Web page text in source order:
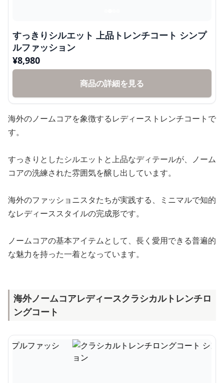
すっきりシルエット 上品トレンチコート シンプ
ルファッション
¥8,980
商品の詳細を見る
海外のノームコアを象徴するレディーストレンチコートで
す。
すっきりとしたシルエットと上品なディテールが、ノーム
コアの洗練された雰囲気を醸し出しています。
海外のファッショニスタたちが実践する、ミニマルで知的
なレディーススタイルの完成形です。
ノームコアの基本アイテムとして、長く愛用できる普遍的
な魅力を持った一着となっています。
海外ノームコアレディースクラシカルトレンチロ
ングコート